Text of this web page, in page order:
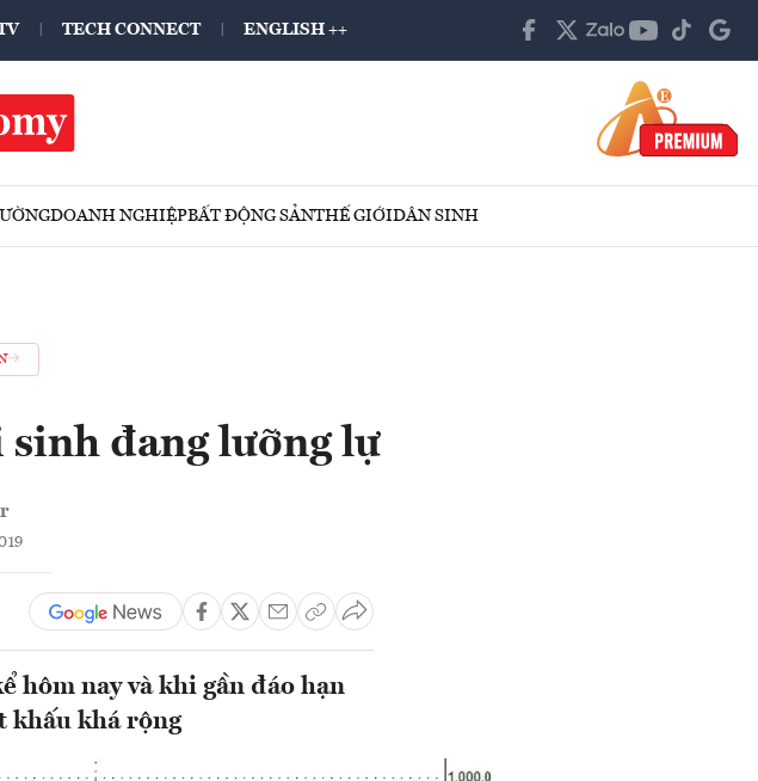
TECH CONNECT ENGLISH ++
DOANH NGHIỆPBẤT ĐỘNG SẢNTHẾ GIỚIDÂN SINH
sinh đang lưỡng lự
hôm nay và khi gần đáo hạn
khấu khá rộng